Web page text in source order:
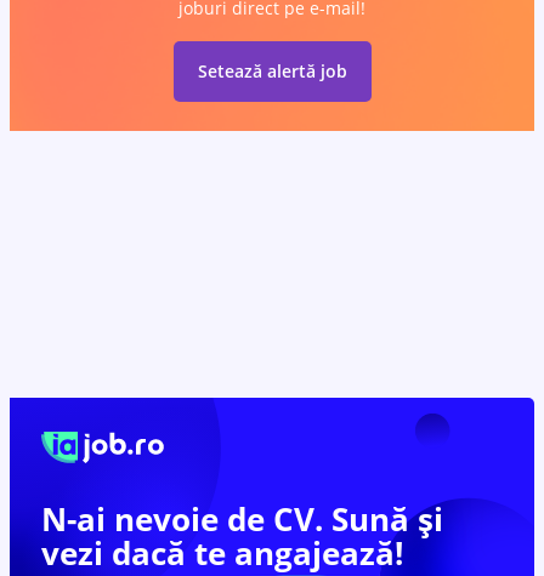
N-ai nevoie de CV. Sună și
vezi dacă te angajează!
joburi direct pe e-mail!
Setează alertă job